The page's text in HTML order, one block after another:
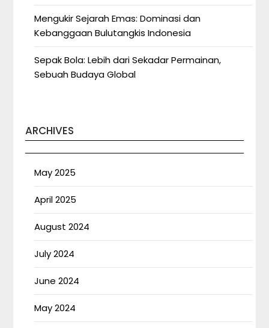
Mengukir Sejarah Emas: Dominasi dan
Kebanggaan Bulutangkis Indonesia
Sepak Bola: Lebih dari Sekadar Permainan,
Sebuah Budaya Global
ARCHIVES
May 2025
April 2025
August 2024
July 2024
June 2024
May 2024